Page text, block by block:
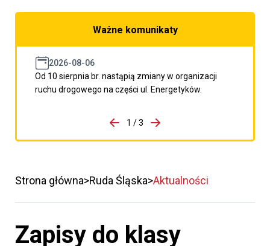
Ważne komunikaty
2026-08-06
Od 10 sierpnia br. nastąpią zmiany w organizacji
ruchu drogowego na części ul. Energetyków.
porzpedniego komunikatu
1 / 3
Przejdź do następnego
Strona główna Ruda Śląska Aktualności
Zapisy do klasy